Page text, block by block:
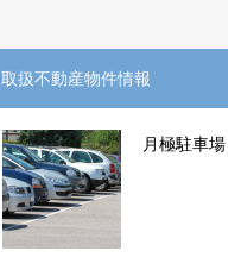
取扱不動産物件情報
月極駐車場